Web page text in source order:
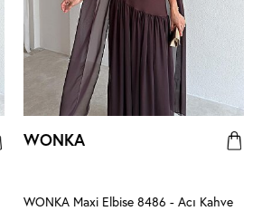
WONKA
WONKA Maxi Elbise 8486 - Acı Kahve